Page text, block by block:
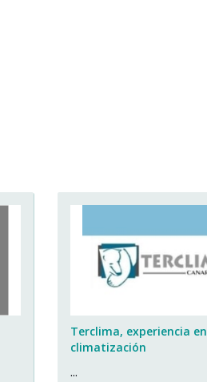
Terclima, experiencia en
climatización
...